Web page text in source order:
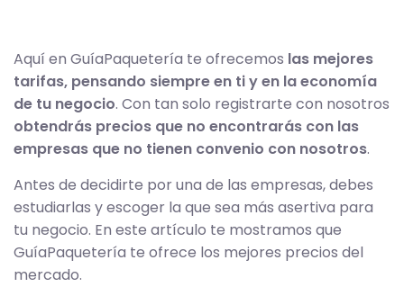
Aquí en GuíaPaquetería te ofrecemos las mejores
tarifas, pensando siempre en ti y en la economía
de tu negocio. Con tan solo registrarte con nosotros
obtendrás precios que no encontrarás con las
empresas que no tienen convenio con nosotros.
Antes de decidirte por una de las empresas, debes
estudiarlas y escoger la que sea más asertiva para
tu negocio. En este artículo te mostramos que
GuíaPaquetería te ofrece los mejores precios del
mercado.